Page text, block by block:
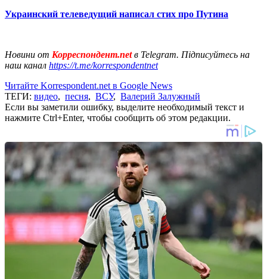
Украинский телеведущий написал стих про Путина
Новини от Корреспондент.netв Telegram. Підписуйтесь на
наш канал https://t.me/korrespondentnet
Читайте Korrespondent.net в Google News
ТЕГИ: видео, песня, ВСУ, Валерий Залужный
Если вы заметили ошибку, выделите необходимый текст и
нажмите Ctrl+Enter, чтобы сообщить об этом редакции.